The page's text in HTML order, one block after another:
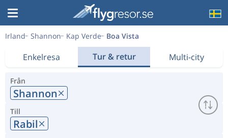
Irland Shannon Kap Verde Boa Vista
Enkelresa Tur & retur Multi-city
Från
Shannon
Till
Rabil